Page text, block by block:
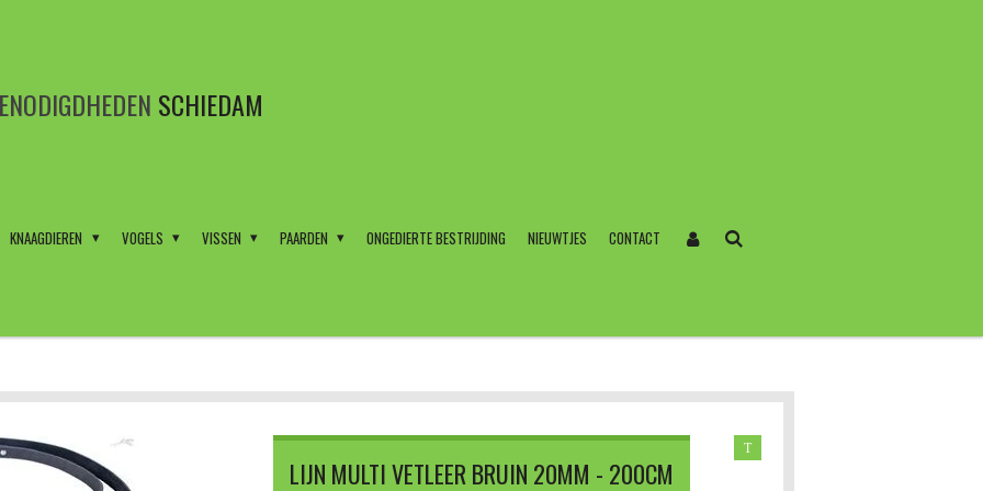
SCHIEDAM
KNAAGDIEREN VOGELS VISSEN PAARDEN ONGEDIERTE BESTRIJDING NIEUWTJES CONTACT
LIJN MULTI VETLEER BRUIN 20MM - 200CM
T